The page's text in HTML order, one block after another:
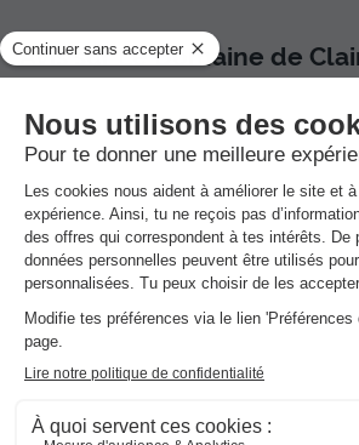
Avis sur Le Domaine de
Avis clients
8.3/10
Avis clients
Les 14 avis des utilisateurs
Campings.fr
Note globale
Basée sur